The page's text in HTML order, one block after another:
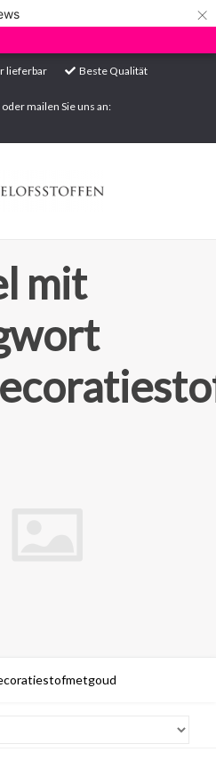
×
lieferbar
Beste Qualität
mailen Sie uns an:
mit